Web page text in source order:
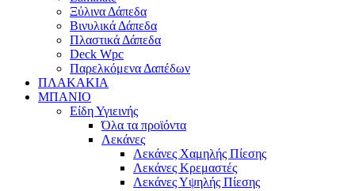
Ξύλινα Δάπεδα
Βινυλικά Δάπεδα
Πλαστικά Δάπεδα
Deck Wpc
Παρελκόμενα Δαπέδων
ΠΛΑΚΑΚΙΑ
ΜΠΑΝΙΟ
Είδη Υγιεινής
Όλα τα προϊόντα
Λεκάνες
Λεκάνες Χαμηλής Πίεσης
Λεκάνες Κρεμαστές
Λεκάνες Υψηλής Πίεσης